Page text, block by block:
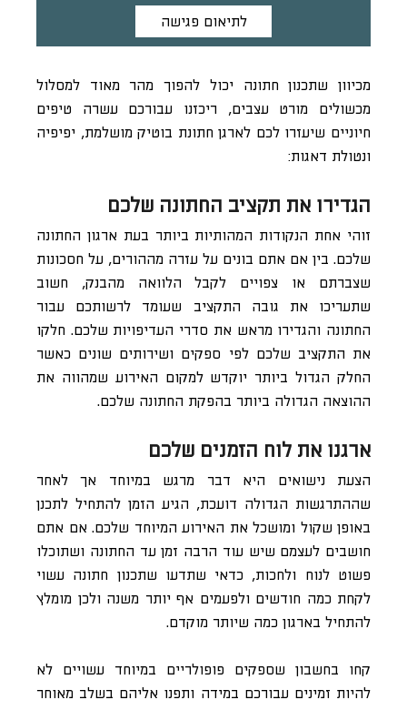
לתיאום פגישה
מכיוון שתכנון חתונה יכול להפוך מהר מאוד למסלול
מכשולים מורט עצבים, ריכזנו עבורכם עשרה טיפים
חיוניים שיעזרו לכם לארגן חתונת בוטיק מושלמת, יפיפיה
ונטולת דאגות:
הגדירו את תקציב החתונה שלכם
זוהי אחת הנקודות המהותיות ביותר בעת ארגון החתונה
שלכם. בין אם אתם בונים על עזרה מההורים, על חסכונות
שצברתם או צפויים לקבל הלוואה מהבנק, חשוב
שתעריכו את גובה התקציב שעומד לרשותכם עבור
החתונה והגדירו מראש את סדרי העדיפויות שלכם. חלקו
את התקציב שלכם לפי ספקים ושירותים שונים כאשר
החלק הגדול ביותר יוקדש למקום האירוע שמהווה את
ההוצאה הגדולה ביותר בהפקת החתונה שלכם.
ארגנו את לוח הזמנים שלכם
הצעת נישואים היא דבר מרגש במיוחד אך לאחר
שההתרגשות הגדולה דועכת, הגיע הזמן להתחיל לתכנן
באופן שקול ומושכל את האירוע המיוחד שלכם. אם אתם
חושבים לעצמם שיש עוד הרבה זמן עד החתונה ושתוכלו
פשוט לנוח ולחכות, כדאי שתדעו שתכנון חתונה עשוי
לקחת כמה חודשים ולפעמים אף יותר משנה ולכן מומלץ
להתחיל בארגון כמה שיותר מוקדם.
קחו בחשבון שספקים פופולריים במיוחד עשויים לא
להיות זמינים עבורכם במידה ותפנו אליהם בשלב מאוחר